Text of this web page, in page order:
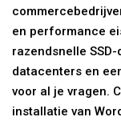
en performance
razendsnelle
datacenters en
voor al je vragen.
installatie van